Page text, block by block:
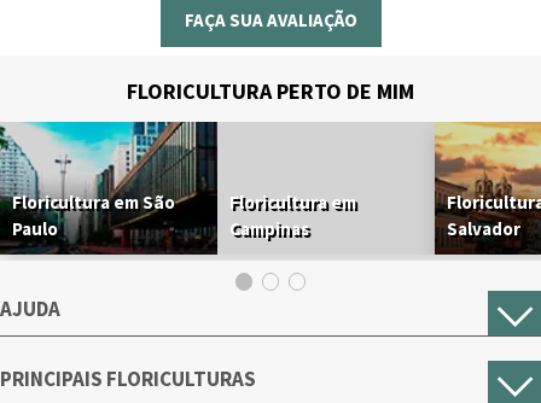
FAÇA SUA AVALIAÇÃO
FLORICULTURA PERTO DE MIM
Floricultura em São
Paulo
Floricultura em
Campinas
Salvador
AJUDA
PRINCIPAIS FLORICULTURAS